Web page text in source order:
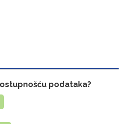
podataka?